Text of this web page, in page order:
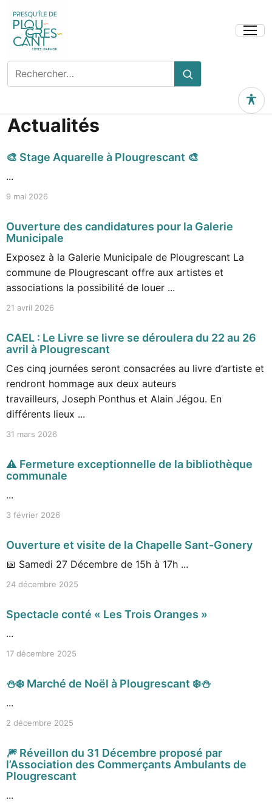
Actualités
🎨 Stage Aquarelle à Plougrescant 🎨
...
9 mai 2026
Ouverture des candidatures pour la Galerie
Municipale
Exposez à la Galerie Municipale de Plougrescant La
commune de Plougrescant offre aux artistes et
associations la possibilité de louer ...
21 avril 2026
CAEL : Le Livre se livre se déroulera du 22 au 26
avril à Plougrescant
Ces cinq journées seront consacrées au livre d’artiste et
rendront hommage aux deux auteurs
travailleurs, Joseph Ponthus et Alain Jégou. En
différents lieux ...
31 mars 2026
⚠️ Fermeture exceptionnelle de la bibliothèque
communale
...
3 février 2026
Ouverture et visite de la Chapelle Sant-Gonery
📅 Samedi 27 Décembre de 15h à 17h ...
24 décembre 2025
Spectacle conté « Les Trois Oranges »
...
17 décembre 2025
⛄❄️ Marché de Noël à Plougrescant ❄️⛄
...
2 décembre 2025
🎆 Réveillon du 31 Décembre proposé par
l’Association des Commerçants Ambulants de
Plougrescant
...